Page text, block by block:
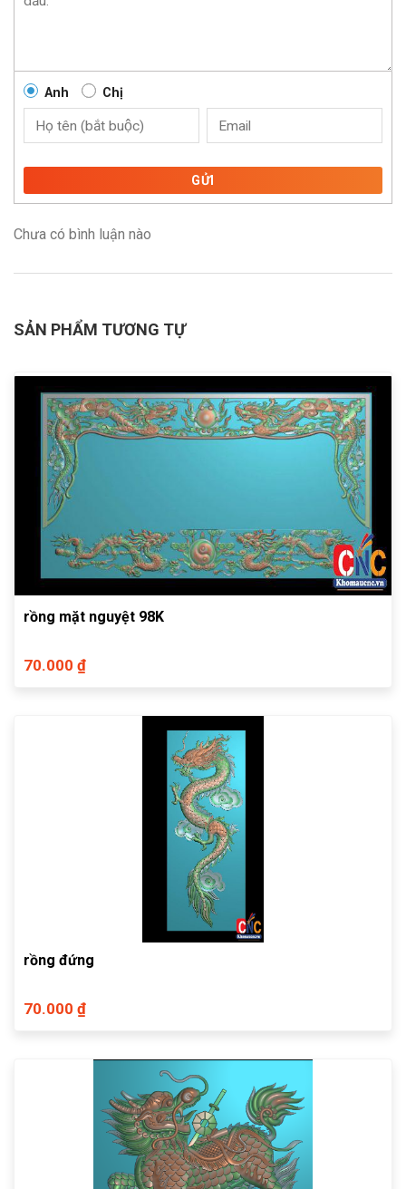
Anh Chị
GỬI
Chưa có bình luận nào
SẢN PHẨM TƯƠNG TỰ
rồng mặt nguyệt 98K
70.000 ₫
rồng đứng
70.000 ₫